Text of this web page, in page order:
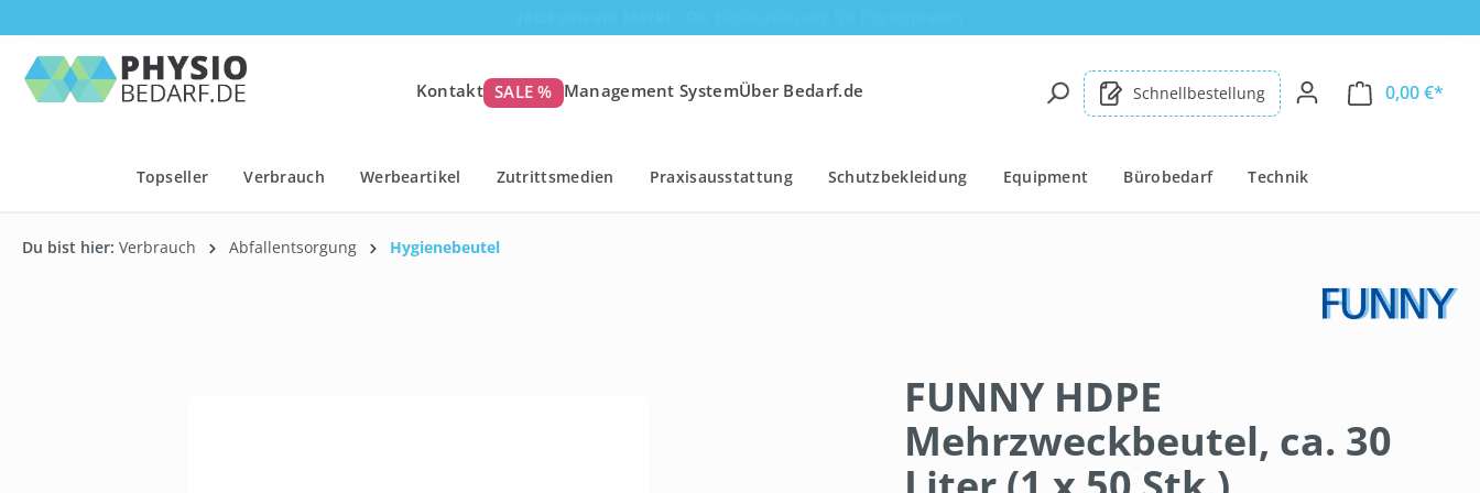
Kontakt SALE % Management SystemÜber Bedarf.de Schnellbestellung 0,00 €*
Topseller Verbrauch Werbeartikel Zutrittsmedien Praxisausstattung Schutzbekleidung Equipment Bürobedarf Technik
Du bist hier: Verbrauch Abfallentsorgung Hygienebeutel
FUNNY HDPE
Mehrzweckbeutel, ca. 30